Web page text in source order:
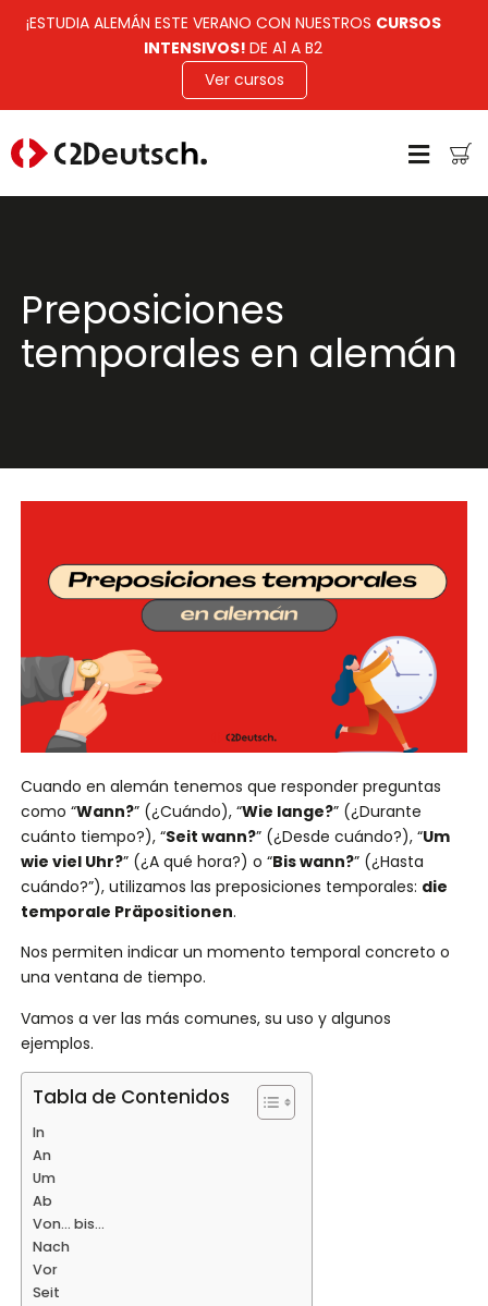
¡ESTUDIA ALEMÁN ESTE VERANO CON NUESTROS CURSOS
INTENSIVOS! DE A1 A B2
Ver cursos
Preposiciones
temporales en alemán
Cuando en alemán tenemos que responder preguntas
como “Wann?” (¿Cuándo), “Wie lange?” (¿Durante
cuánto tiempo?), “Seit wann?” (¿Desde cuándo?), “Um
wie viel Uhr?” (¿A qué hora?) o “Bis wann?” (¿Hasta
cuándo?”), utilizamos las preposiciones temporales: die
temporale Präpositionen.
Nos permiten indicar un momento temporal concreto o
una ventana de tiempo.
Vamos a ver las más comunes, su uso y algunos
ejemplos.
Tabla de Contenidos
In
An
Um
Ab
Von… bis…
Nach
Vor
Seit